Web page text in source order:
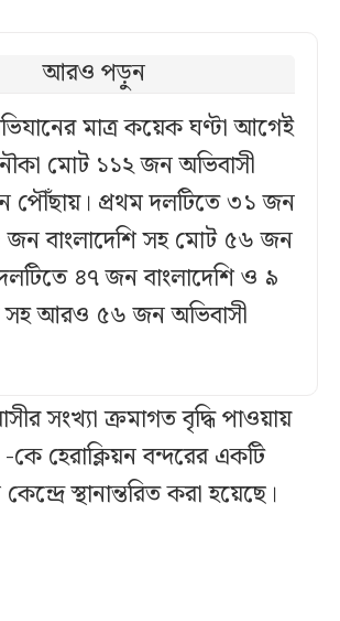
আরও পড়ুন
মাত্র কয়েক ঘণ্টা আগেই
মোট ১১২ জন অভিবাসী
পৌঁছায়। প্রথম দলটিতে ৩১ জন
জন বাংলাদেশি সহ মোট ৫৬ জন
৪৭ জন বাংলাদেশি ও ৯
সহ আরও ৫৬ জন অভিবাসী
সংখ্যা ক্রমাগত বৃদ্ধি পাওয়ায়
হেরাক্লিয়ন বন্দরের একটি
স্থানান্তরিত করা হয়েছে।